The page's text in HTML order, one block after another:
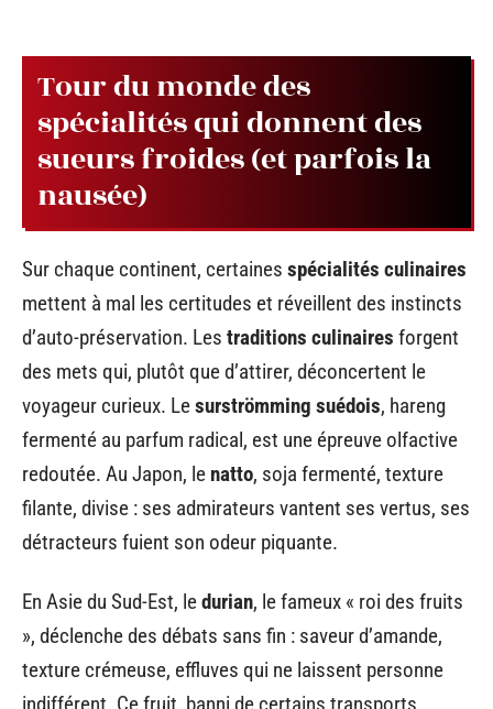
Tour du monde des
spécialités qui donnent des
sueurs froides (et parfois la
nausée)
Sur chaque continent, certaines spécialités culinaires
mettent à mal les certitudes et réveillent des instincts
d’auto-préservation. Les traditions culinaires forgent
des mets qui, plutôt que d’attirer, déconcertent le
voyageur curieux. Lesurströmming suédois, hareng
fermenté au parfum radical, est une épreuve olfactive
redoutée. Au Japon, le natto, soja fermenté, texture
filante, divise : ses admirateurs vantent ses vertus, ses
détracteurs fuient son odeur piquante.
En Asie du Sud-Est, ledurian, le fameux « roi des fruits
», déclenche des débats sans fin : saveur d’amande,
texture crémeuse, effluves qui ne laissent personne
indifférent. Ce fruit, banni de certains transports